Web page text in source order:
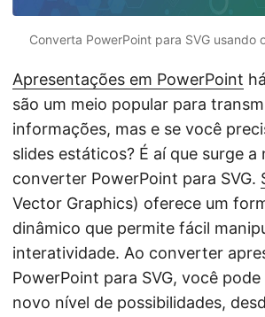
Converta PowerPoint para SVG usando
Apresentações em PowerPoint
são um meio popular para
informações, mas e se você
slides estáticos? É aí que surge a
converter PowerPoint para SVG.
Vector Graphics) oferece um
dinâmico que permite fácil
interatividade. Ao converter
PowerPoint para SVG, você
novo nível de possibilidades,